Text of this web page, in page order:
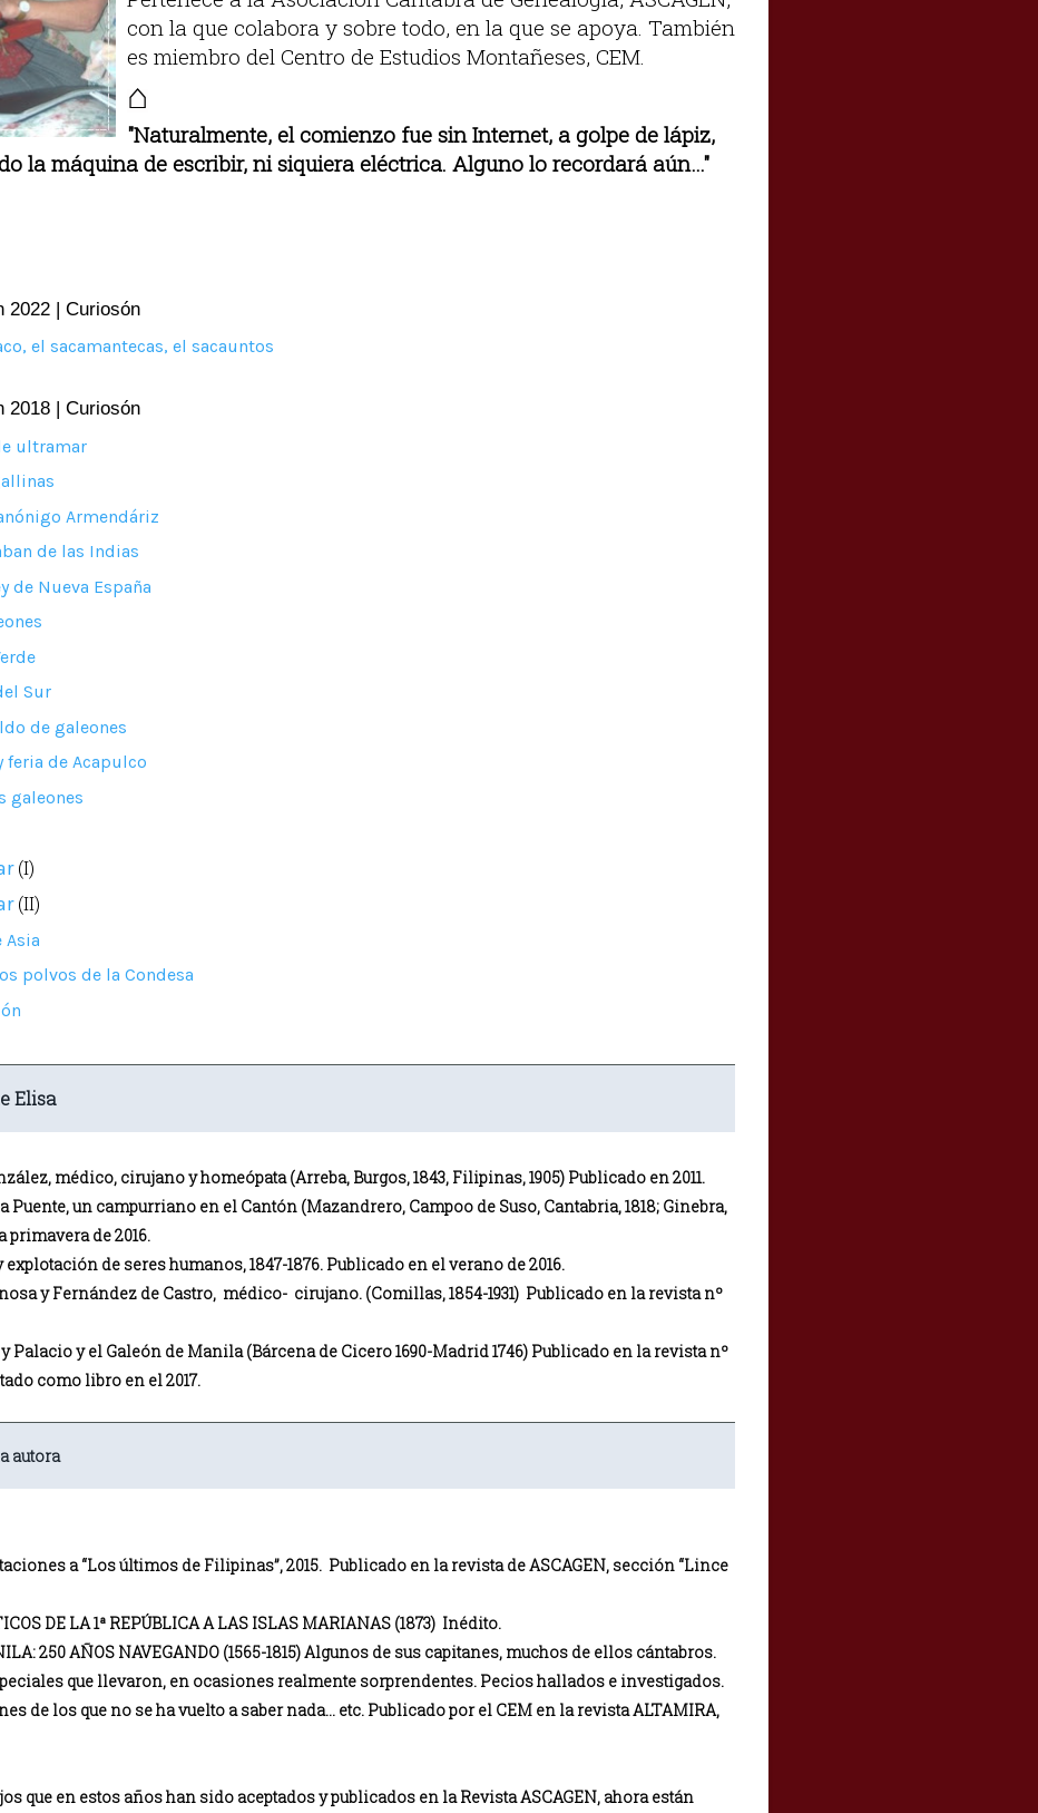
con la que colabora y sobre todo, en la que se apoya. También
es miembro del Centro de Estudios Montañeses, CEM.
⌂
"Naturalmente, el comienzo fue sin Internet, a golpe de lápiz,
la máquina de escribir, ni siquiera eléctrica. Alguno lo recordará aún…"
2022 | Curiosón
el sacamantecas, el sacauntos
2018 | Curiosón
ultramar
Armendáriz
de las Indias
de Nueva España
Sur
de galeones
feria de Acapulco
galeones
(I)
(II)
Asia
polvos de la Condesa
Elisa
médico, cirujano y homeópata (Arreba, Burgos, 1843, Filipinas, 1905) Publicado en 2011.
Puente, un campurriano en el Cantón (Mazandrero, Campoo de Suso, Cantabria, 1818; Ginebra,
primavera de 2016.
de seres humanos, 1847-1876. Publicado en el verano de 2016.
y Fernández de Castro, médico- cirujano. (Comillas, 1854-1931) Publicado en la revista nº
Palacio y el Galeón de Manila (Bárcena de Cicero 1690-Madrid 1746) Publicado en la revista nº
como libro en el 2017.
autora
a “Los últimos de Filipinas”, 2015. Publicado en la revista de ASCAGEN, sección “Lince
DE LA 1ª REPÚBLICA A LAS ISLAS MARIANAS (1873) Inédito.
250 AÑOS NAVEGANDO (1565-1815) Algunos de sus capitanes, muchos de ellos cántabros.
que llevaron, en ocasiones realmente sorprendentes. Pecios hallados e investigados.
de los que no se ha vuelto a saber nada… etc. Publicado por el CEM en la revista ALTAMIRA,
que en estos años han sido aceptados y publicados en la Revista ASCAGEN, ahora están